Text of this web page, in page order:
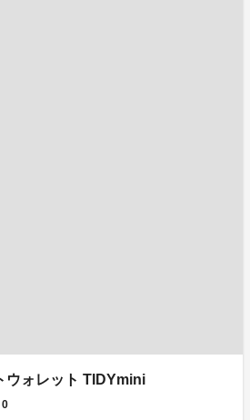
ウォレット TIDYmini
0